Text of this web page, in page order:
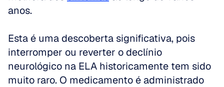
anos.
Esta é uma descoberta significativa, pois
interromper ou reverter o declínio
neurológico na ELA historicamente tem sido
muito raro. O medicamento é administrado